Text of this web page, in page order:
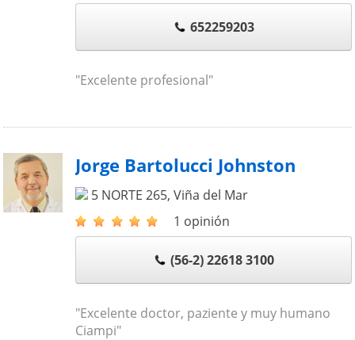
652259203
"Excelente profesional"
Jorge Bartolucci Johnston
5 NORTE 265,Viña del Mar
1 opinión
(56-2) 22618 3100
"Excelente doctor, paziente y muy humano
Ciampi"